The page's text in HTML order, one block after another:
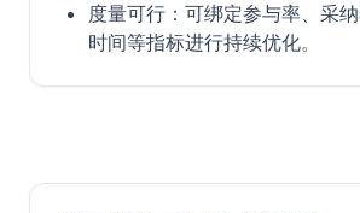
度量可行：可绑定参与率、采
时间等指标进行持续优化。